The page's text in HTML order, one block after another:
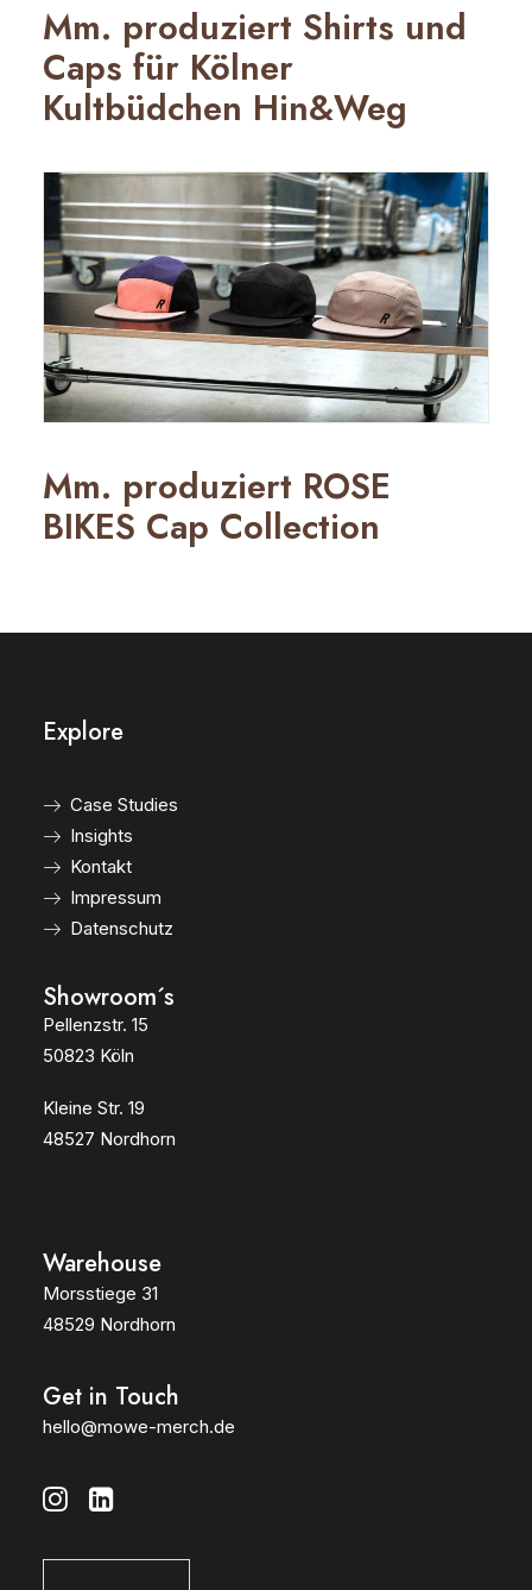
Mm. produziert Shirts und
Caps für Kölner
Kultbüdchen Hin&Weg
Mm. produziert ROSE
BIKES Cap Collection
Explore
Case Studies
Insights
Kontakt
Impressum
Datenschutz
Showroom´s
Pellenzstr. 15
50823 Köln
Kleine Str. 19
48527 Nordhorn
Warehouse
Morsstiege 31
48529 Nordhorn
Get in Touch
hello@mowe-merch.de